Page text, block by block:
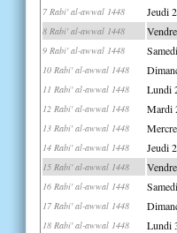
7 Rabi' al-awwal 1448 Jeudi
8 Rabi' al-awwal 1448
9 Rabi' al-awwal 1448
10 Rabi' al-awwal 1448
11 Rabi' al-awwal 1448 Lundi
12 Rabi' al-awwal 1448 Mardi
13 Rabi' al-awwal 1448
14 Rabi' al-awwal 1448 Jeudi
15 Rabi' al-awwal 1448
16 Rabi' al-awwal 1448
17 Rabi' al-awwal 1448
18 Rabi' al-awwal 1448 Lundi